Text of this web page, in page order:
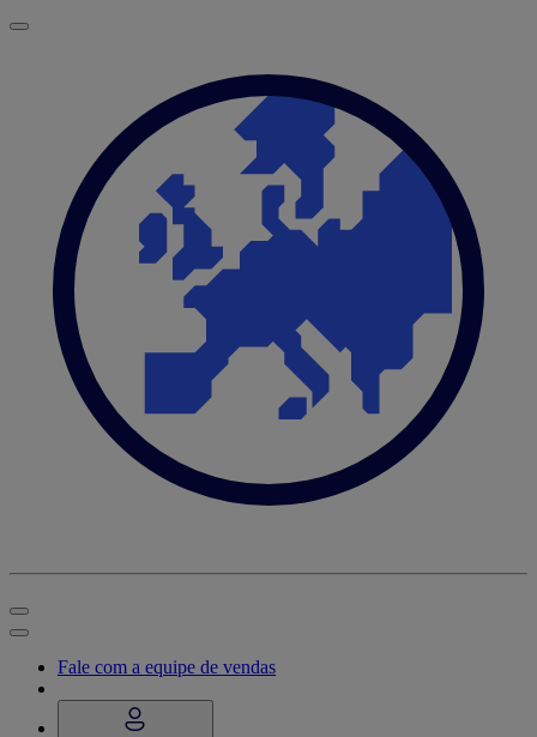
Fale com a equipe de vendas